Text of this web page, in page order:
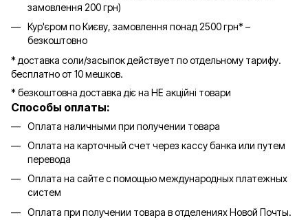
замовлення 200 грн)
Кур'єром по Києву, замовлення понад 2500 грн* –
безкоштовно
* доставка соли/засыпок действует по отдельному тарифу.
бесплатно от 10 мешков.
* безкоштовна доставка діє на НЕ акційні товари
Способы оплаты:
Оплата наличными при получении товара
Оплата на карточный счет через кассу банка или путем
перевода
Оплата на сайте с помощью международных платежных
систем
Оплата при получении товара в отделениях Новой Почты.